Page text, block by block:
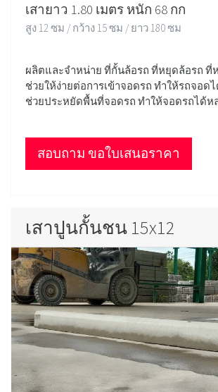
เสายาว 1.80 เมตร หนัก 68 กก
สูง 12 ซม / กว้าง 15 ซม / ยาว 180 ซม
ผลิตและจำหน่าย ที่กั้นล้อรถ ที่หยุดล้อรถ ที่
ช่วยให้ง่ายต่อการเข้าจอดรถ ทำให้รถจอด
ช่วยประหยัดพื้นที่จอดรถ ทำให้จอดรถได้
สอบถาม ขอใบเสนอราคา
เสาปูนกั้นชน 15x12